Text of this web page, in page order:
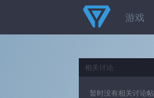
游戏
相关讨论
暂时没有相关讨论帖